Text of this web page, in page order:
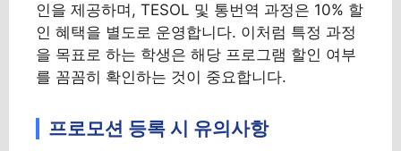
인을 제공하며, TESOL 및 통번역 과정은 10% 할
인 혜택을 별도로 운영합니다. 이처럼 특정 과정
을 목표로 하는 학생은 해당 프로그램 할인 여부
를 꼼꼼히 확인하는 것이 중요합니다.
프로모션 등록 시 유의사항